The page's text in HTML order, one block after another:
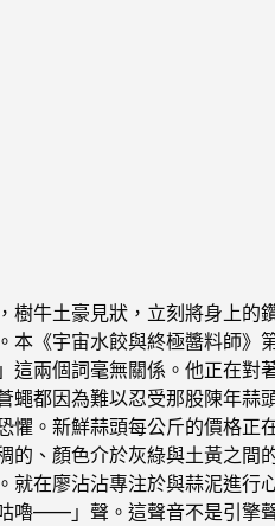
牛土豪見狀，立刻將身上的
本《宇宙水餃與終極醬料師
兩個詞毫無關係。他正在對
蠅都因為難以忍受那股陳年
。新鮮蒜頭每公斤的價格正
、顏色介於灰綠與土黃之間
在廖沾沾專注於與蒜泥進行
——」聲。這聲音不是引擎